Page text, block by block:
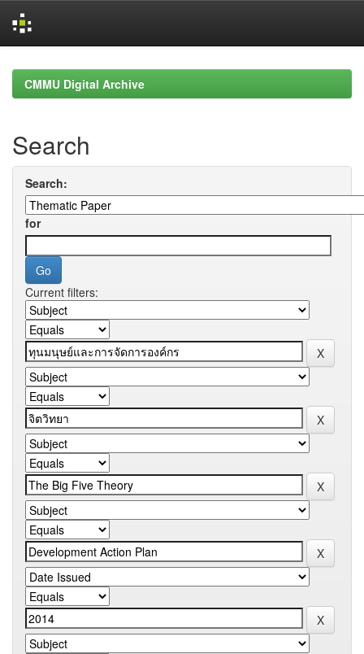
navigationCMMU Digital Archive
Search
Search:
for
Current filters: